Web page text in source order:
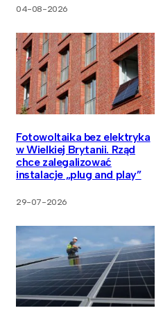
04-08-2026
Fotowoltaika bez elektryka
w Wielkiej Brytanii. Rząd
chce zalegalizować
instalacje „plug and play”
29-07-2026